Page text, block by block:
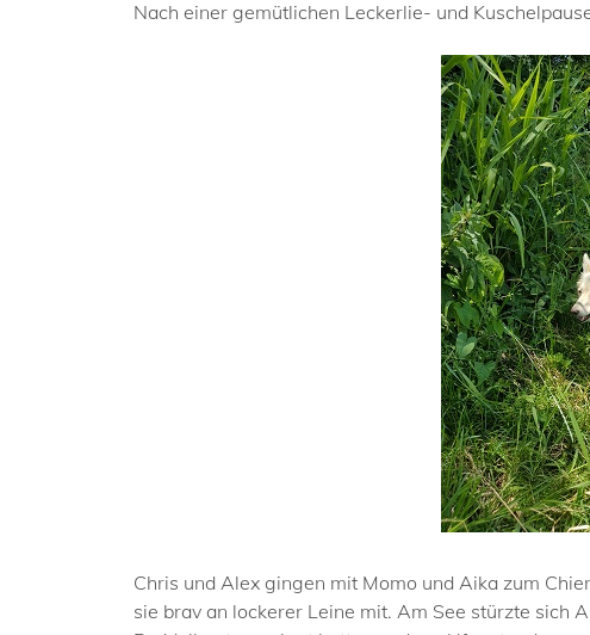
Nach einer gemütlichen Leckerlie- und
Chris und Alex gingen mit Momo und Aika zum
sie brav an lockerer Leine mit. Am See stürzte sich